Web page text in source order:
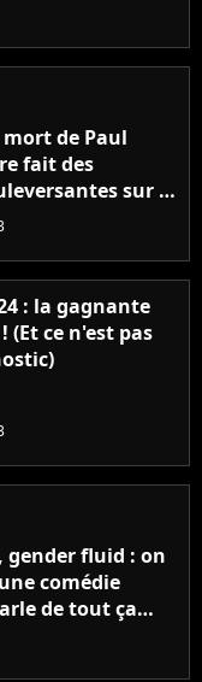
mort de Paul
fait des
sur la
de Fast and
: la gagnante
(Et ce n'est pas
fluid : on
comédie
de tout ça